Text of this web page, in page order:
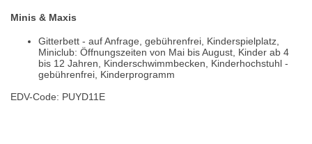
Minis & Maxis
Gitterbett - auf Anfrage, gebührenfrei, Kinderspielplatz,
Miniclub: Öffnungszeiten von Mai bis August, Kinder ab 4
bis 12 Jahren, Kinderschwimmbecken, Kinderhochstuhl -
gebührenfrei, Kinderprogramm
EDV-Code: PUYD11E